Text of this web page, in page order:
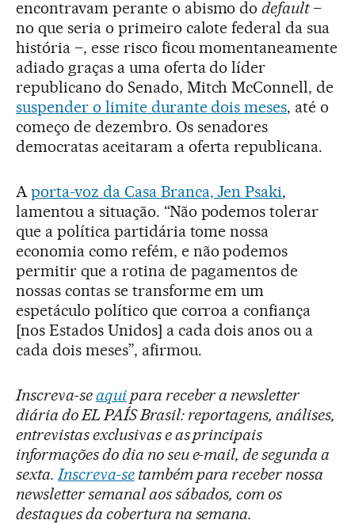
encontravam perante o abismo dodefault–
no que seria o primeiro calote federal da sua
história –, esse risco ficou momentaneamente
adiado graças a uma oferta do líder
republicano do Senado, Mitch McConnell, de
suspender o limite durante dois meses, até o
começo de dezembro. Os senadores
democratas aceitaram a oferta republicana.
Aporta-voz da Casa Branca, Jen Psaki,
lamentou a situação. “Não podemos tolerar
que a política partidária tome nossa
economia como refém, e não podemos
permitir que a rotina de pagamentos de
nossas contas se transforme em um
espetáculo político que corroa a confiança
[nos Estados Unidos] a cada dois anos ou a
cada dois meses”, afirmou.
Inscreva-seaquipara receber a newsletter
diária do EL PAÍS Brasil: reportagens, análises,
entrevistas exclusivas e as principais
informações do dia no seu e-mail, de segunda a
sexta.Inscreva-setambém para receber nossa
newsletter semanal aos sábados, com os
destaques da cobertura na semana.